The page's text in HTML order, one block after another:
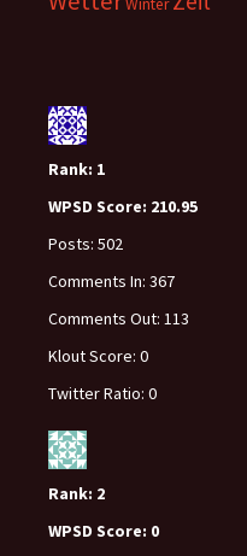
Winter
Rank: 1
WPSD Score: 210.95
Posts: 502
Comments In: 367
Comments Out: 113
Klout Score: 0
Twitter Ratio: 0
Rank: 2
WPSD Score: 0